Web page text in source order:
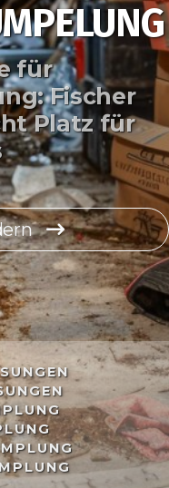
für
Fischer
Platz für